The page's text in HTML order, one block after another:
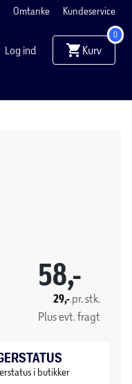
Omtanke Kundeservice
Log ind Kurv
0
58,-
29,-pr. stk.
Plus evt. fragt
i butikker